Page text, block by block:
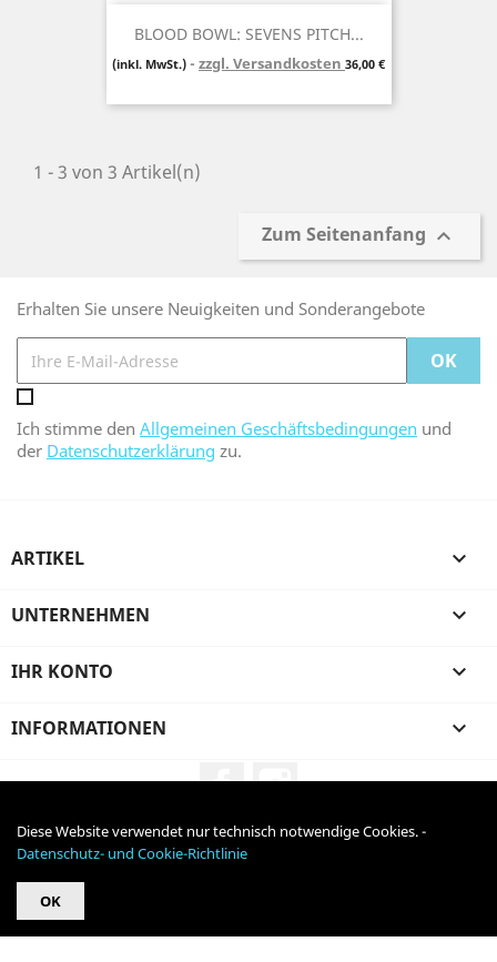
BLOOD BOWL: SEVENS PITCH...
(inkl. MwSt.) zzgl. Versandkosten Preis
36,00 €
1 - 3 von 3 Artikel(n)
Zum Seitenanfang 
Erhalten Sie unsere Neuigkeiten und Sonderangebote
Ich stimme den Allgemeinen Geschäftsbedingungen und
der Datenschutzerklärung zu.
ARTIKEL 
UNTERNEHMEN 
IHR KONTO 
INFORMATIONEN 
Alle Preise verstehen sich inklusive Mehrwertsteuer und
© 2026 - online-shop von PrestaShop™
Diese Website verwendet nur technisch notwendige Cookies. -
Datenschutz- und Cookie-Richtlinie
OK